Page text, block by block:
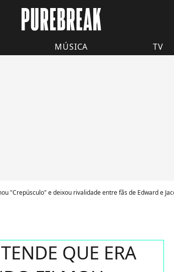
MÚSICA TV
e deixou rivalidade entre fãs de Edward e Jacob ter
QUE ERA